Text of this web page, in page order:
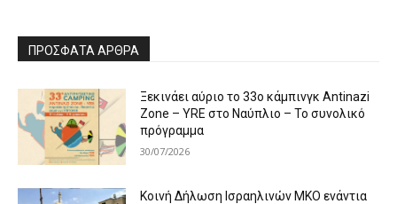
ΠΡΌΣΦΑΤΑ ΆΡΘΡΑ
Ξεκινάει αύριο το 33ο κάμπινγκ Antinazi
Zone – YRE στο Ναύπλιο – Το συνολικό
πρόγραμμα
30/07/2026
Κοινή Δήλωση Ισραηλινών ΜΚΟ ενάντια